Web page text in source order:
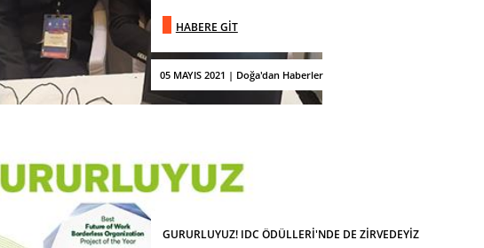
05 MAYIS 2021 | Doğa'dan Haberler
HABERE GİT
GURURLUYUZ! IDC ÖDÜLLERİ'NDE DE ZİRVEDEYİZ